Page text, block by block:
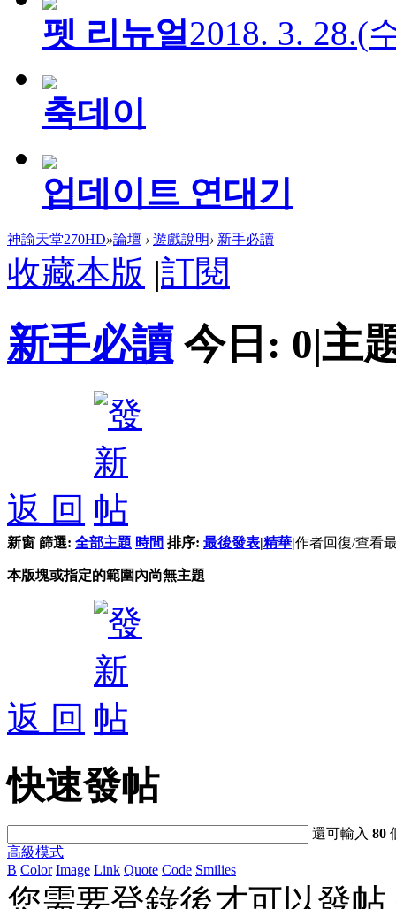
펫 리뉴얼2018. 3. 28.(
축데이
업데이트 연대기
神諭天堂270HD»論壇 › 遊戲說明› 新手必讀
收藏本版 |訂閱
新手必讀 今日: 0|主
返 回
新窗 篩選: 全部主題 時間 排序: 最後發表|精華|作者回復/查看
本版塊或指定的範圍內尚無主題
返 回
快速發帖
還可輸入80
高級模式
B Color Image Link Quote Code Smilies